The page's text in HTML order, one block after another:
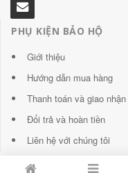
PHỤ KIỆN BẢO HỘ
Giới thiệu
Hướng dẫn mua hàng
Thanh toán và giao nhận
Đổi trả và hoàn tiền
Liên hệ với chúng tôi